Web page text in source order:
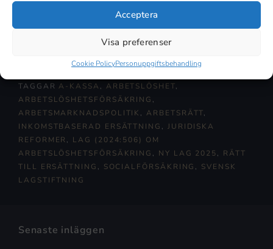
Acceptera
Visa preferenser
Cookie PolicyPersonuppgiftsbehandling
TAGGAR A-KASSA , ARBETSLÖSHET ,
ARBETSLÖSHETSFÖRSÄKRING ,
ARBETSMARKNADSPOLITIK ,ARBETSRÄTT,
INKOMSTBASERAD ERSÄTTNING , JURIDISKA
REFORMER, LAG (2024:506) OM
ARBETSLÖSHETSFÖRSÄKRING , NY LAG 2025, RÄTT
TILL ERSÄTTNING , SOCIALFÖRSÄKRING , SVENSK
LAGSTIFTNING
Senaste inläggen